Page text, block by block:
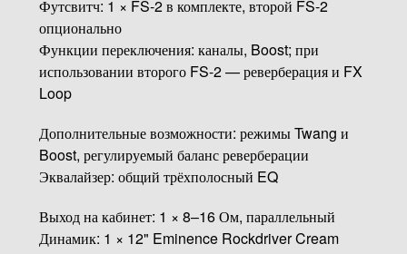
Футсвитч: 1 × FS-2 в комплекте, второй FS-2
опционально
Функции переключения: каналы, Boost; при
использовании второго FS-2 — реверберация и FX
Loop
Дополнительные возможности: режимы Twang и
Boost, регулируемый баланс реверберации
Эквалайзер: общий трёхполосный EQ
Выход на кабинет: 1 × 8–16 Ом, параллельный
Динамик: 1 × 12" Eminence Rockdriver Cream